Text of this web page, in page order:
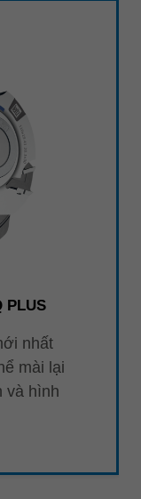
PLUS
nhất
mài lại
và hình